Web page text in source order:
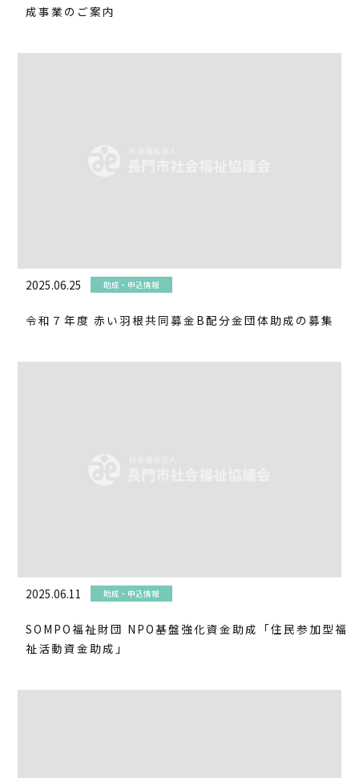
成事業のご案内
2025.06.25 助成・申込情報
令和７年度 赤い羽根共同募金B配分金団体助成の募集
2025.06.11 助成・申込情報
SOMPO福祉財団 NPO基盤強化資金助成「住民参加型福
祉活動資金助成」